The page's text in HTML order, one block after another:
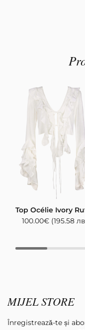
Top Océlie Ivory
100.00€ (195.58
MIJEL STORE
Înregistrează-te și